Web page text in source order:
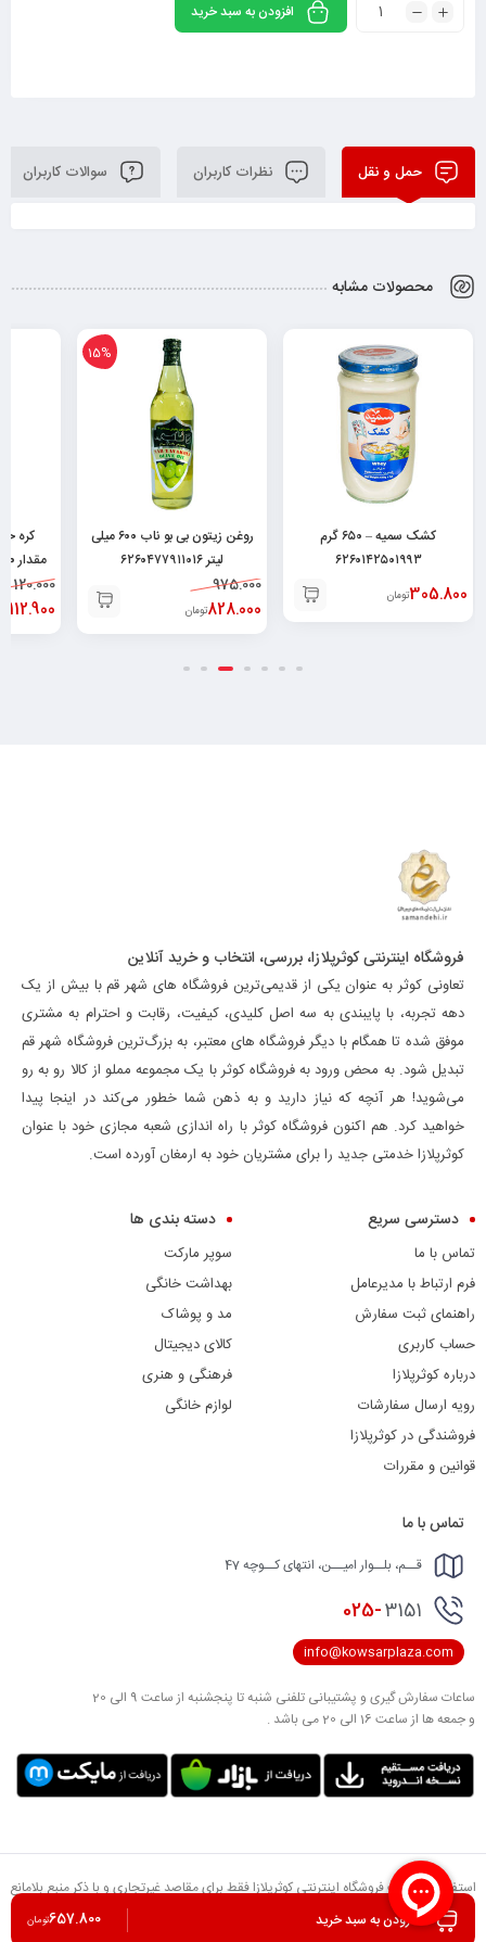
افزودن به سبد خرید
حمل و نقل نظرات کاربران سوالات کاربران
محصولات مشابه
روغن زیتون بی بو ناب ۶۰۰ میلی
لیتر ۶۲۶۰۴۷۷۹۱۱۰۱۶
975.000
828.000
کره حیوانی پاستوریزه میهن
مقدار ۱۰۰ گرم ۶۲۶۰۱۷۶۸۰۲۹۳۶
120.000
112.900
افزودن به سبد خرید 657.800تومان
فروشگاه اینترنتی کوثرپلازا، بررسی، انتخاب و خرید آنلاین
تعاونی کوثر به عنوان یکی از قدیمی‌ترین فروشگاه های شهر قم با بیش از یک
دهه تجربه، با پایبندی به سه اصل کلیدی، کیفیت، رقابت و احترام به مشتری
موفق شده تا همگام با دیگر فروشگاه های معتبر، به بزرگ‌ترین فروشگاه شهر قم
تبدیل شود. به محض ورود به فروشگاه کوثر با یک مجموعه مملو از کالا رو به رو
می‌شوید! هر آنچه که نیاز دارید و به ذهن شما خطور می‌کند در اینجا پیدا
خواهید کرد. هم اکنون فروشگاه کوثر با راه اندازی شعبه مجازی خود با عنوان
کوثرپلازا خدمتی جدید را برای مشتریان خود به ارمغان آورده است.
دسترسی سریع
تماس با ما
فرم ارتباط با مدیرعامل
راهنمای ثبت سفارش
حساب کاربری
درباره کوثرپلازا
رویه ارسال سفارشات
فروشندگی در کوثرپلازا
قوانین و مقررات
دسته بندی ها
سوپر مارکت
بهداشت خانگی
مد و پوشاک
کالای دیجیتال
فرهنگی و هنری
لوازم خانگی
تماس با ما
قــم، بلــوار امیــن، انتهای کــوچه 47
025-3151
info@kowsarplaza.com
ساعات سفارش گیری و پشتیبانی تلفنی شنبه تا پنجشنبه از ساعت 9 الی 20
و جمعه ها از ساعت 16 الی 20 می باشد .
استفاده از مطالب فروشگاه اینترنتی کوثرپلازا فقط برای مقاصد غیرتجاری و با ذکر منبع بلامانع
است. کلیه حقوق این سایت متعلق به تعاونی مصرف کوثر می باشد.
طراحی و توسعه توسط
گروه نرم افزای آدلان وب